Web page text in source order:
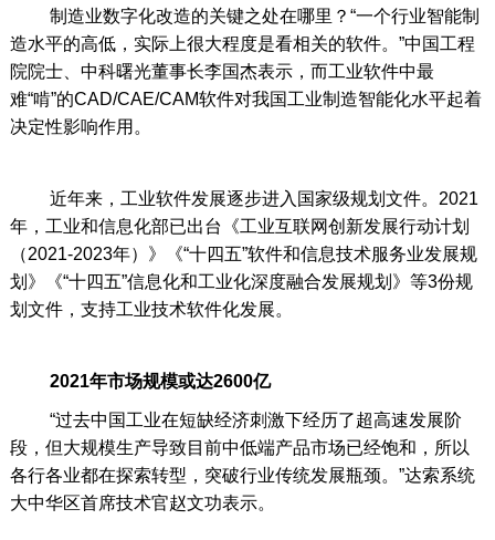
制造业数字化改造的关键之处在哪里？“一个行业智能制
造水平的高低，实际上很大程度是看相关的软件。”中国工程
院院士、中科曙光董事长李国杰表示，而工业软件中最
难“啃”的CAD/CAE/CAM软件对我国工业制造智能化水平起着
决定性影响作用。
近年来，工业软件发展逐步进入国家级规划文件。2021
年，工业和信息化部已出台《工业互联网创新发展行动计划
（2021-2023年）》《“十四五”软件和信息技术服务业发展规
划》《“十四五”信息化和工业化深度融合发展规划》等3份规
划文件，支持工业技术软件化发展。
2021年市场规模或达2600亿
“过去中国工业在短缺经济刺激下经历了超高速发展阶
段，但大规模生产导致目前中低端产品市场已经饱和，所以
各行各业都在探索转型，突破行业传统发展瓶颈。”达索系统
大中华区首席技术官赵文功表示。